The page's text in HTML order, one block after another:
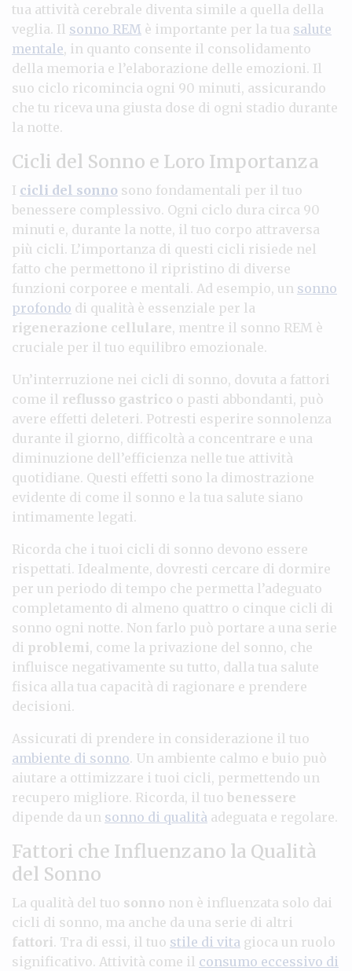
tua attività cerebrale diventa simile a quella della
veglia. Il sonno REM è importante per la tua salute
mentale, in quanto consente il consolidamento
della memoria e l’elaborazione delle emozioni. Il
suo ciclo ricomincia ogni 90 minuti, assicurando
che tu riceva una giusta dose di ogni stadio durante
la notte.
Cicli del Sonno e Loro Importanza
I cicli del sonno sono fondamentali per il tuo
benessere complessivo. Ogni ciclo dura circa 90
minuti e, durante la notte, il tuo corpo attraversa
più cicli. L’importanza di questi cicli risiede nel
fatto che permettono il ripristino di diverse
funzioni corporee e mentali. Ad esempio, un sonno
profondo di qualità è essenziale per la
rigenerazione cellulare, mentre il sonno REM è
cruciale per il tuo equilibro emozionale.
Un’interruzione nei cicli di sonno, dovuta a fattori
come il reflusso gastrico o pasti abbondanti, può
avere effetti deleteri. Potresti esperire sonnolenza
durante il giorno, difficoltà a concentrare e una
diminuzione dell’efficienza nelle tue attività
quotidiane. Questi effetti sono la dimostrazione
evidente di come il sonno e la tua salute siano
intimamente legati.
Ricorda che i tuoi cicli di sonno devono essere
rispettati. Idealmente, dovresti cercare di dormire
per un periodo di tempo che permetta l’adeguato
completamento di almeno quattro o cinque cicli di
sonno ogni notte. Non farlo può portare a una serie
di problemi, come la privazione del sonno, che
influisce negativamente su tutto, dalla tua salute
fisica alla tua capacità di ragionare e prendere
decisioni.
Assicurati di prendere in considerazione il tuo
ambiente di sonno. Un ambiente calmo e buio può
aiutare a ottimizzare i tuoi cicli, permettendo un
recupero migliore. Ricorda, il tuo benessere
dipende da un sonno di qualità adeguata e regolare.
Fattori che Influenzano la Qualità
del Sonno
La qualità del tuo sonno non è influenzata solo dai
cicli di sonno, ma anche da una serie di altri
fattori. Tra di essi, il tuo stile di vita gioca un ruolo
significativo. Attività come il consumo eccessivo di